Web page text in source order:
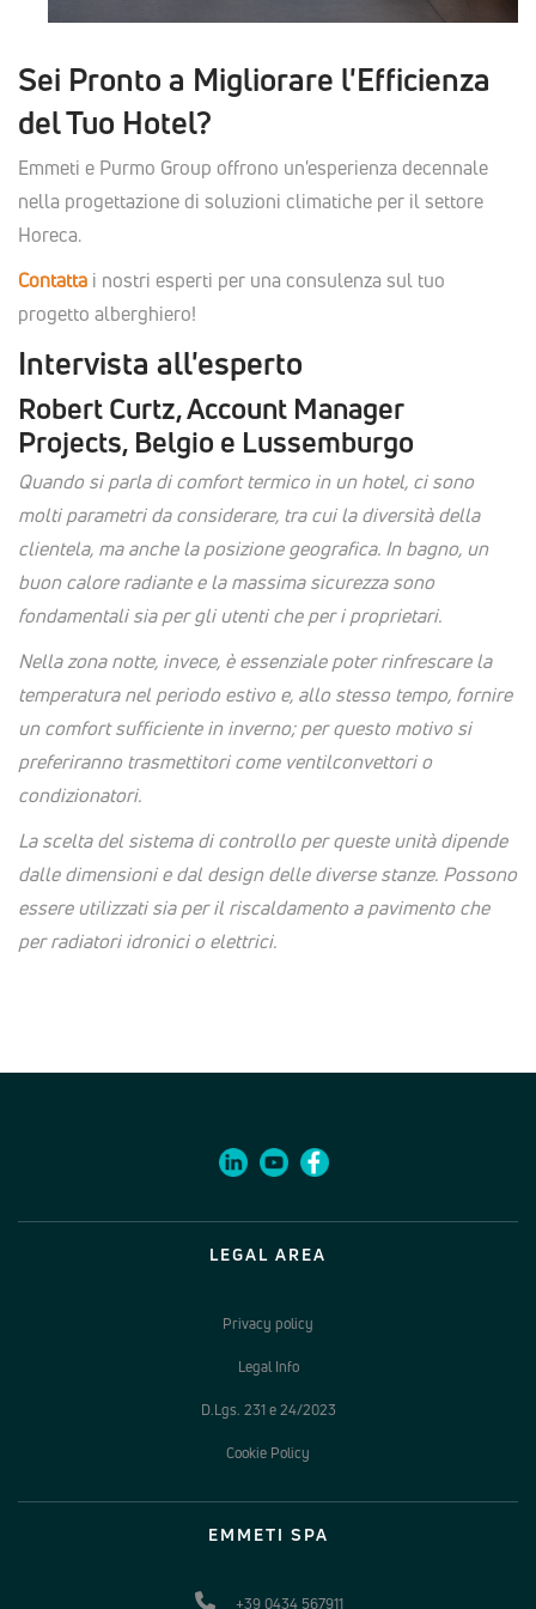
Sei Pronto a Migliorare l'Efficienza
del Tuo Hotel?
Emmeti e Purmo Group offrono un'esperienza decennale
nella progettazione di soluzioni climatiche per il settore
Horeca.
Contatta i nostri esperti per una consulenza sul tuo
progetto alberghiero!
Intervista all'esperto
Robert Curtz, Account Manager
Projects, Belgio e Lussemburgo
Quando si parla di comfort termico in un hotel, ci sono
molti parametri da considerare, tra cui la diversità della
clientela, ma anche la posizione geografica. In bagno, un
buon calore radiante e la massima sicurezza sono
fondamentali sia per gli utenti che per i proprietari.
Nella zona notte, invece, è essenziale poter rinfrescare la
temperatura nel periodo estivo e, allo stesso tempo, fornire
un comfort sufficiente in inverno; per questo motivo si
preferiranno trasmettitori come ventilconvettori o
condizionatori.
La scelta del sistema di controllo per queste unità dipende
dalle dimensioni e dal design delle diverse stanze. Possono
essere utilizzati sia per il riscaldamento a pavimento che
per radiatori idronici o elettrici.
LEGAL AREA
Privacy policy
Legal Info
D.Lgs. 231 e 24/2023
Cookie Policy
EMMETI SPA
+39 0434 567911